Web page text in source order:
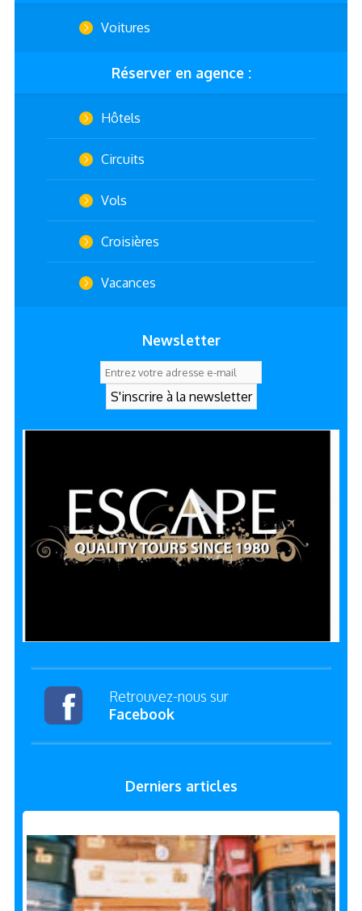
Voitures
Réserver en agence :
Hôtels
Circuits
Vols
Croisières
Vacances
Newsletter
Retrouvez-nous sur
Facebook
Derniers articles